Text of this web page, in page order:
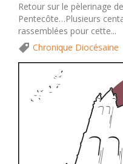
Retour sur le pèlerinage
Pentecôte…Plusieurs
rassemblées pour cette...
Chronique Diocésaine